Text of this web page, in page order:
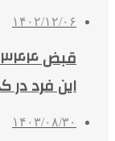
۱۴۰۲/۱۲/۰۶
این فرد
۱۴۰۳/۰۸/۳۰